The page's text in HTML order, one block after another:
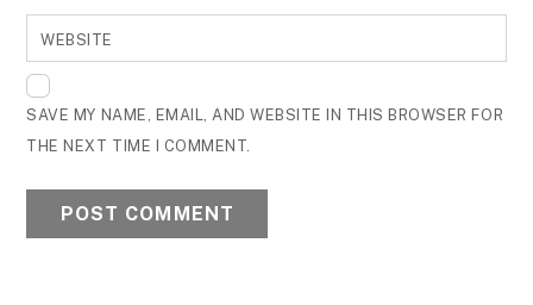
WEBSITE
SAVE MY NAME, EMAIL, AND WEBSITE IN THIS BROWSER FOR
THE NEXT TIME I COMMENT.